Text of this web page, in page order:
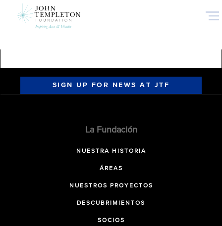
SIGN UP FOR NEWS AT JTF
La Fundación
NUESTRA HISTORIA
ÁREAS
NUESTROS PROYECTOS
DESCUBRIMIENTOS
SOCIOS